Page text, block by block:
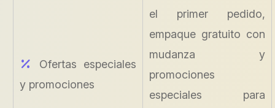
Ofertas especiales
y promociones
el primer pedido,
empaque gratuito con
mudanza y
promociones
especiales para